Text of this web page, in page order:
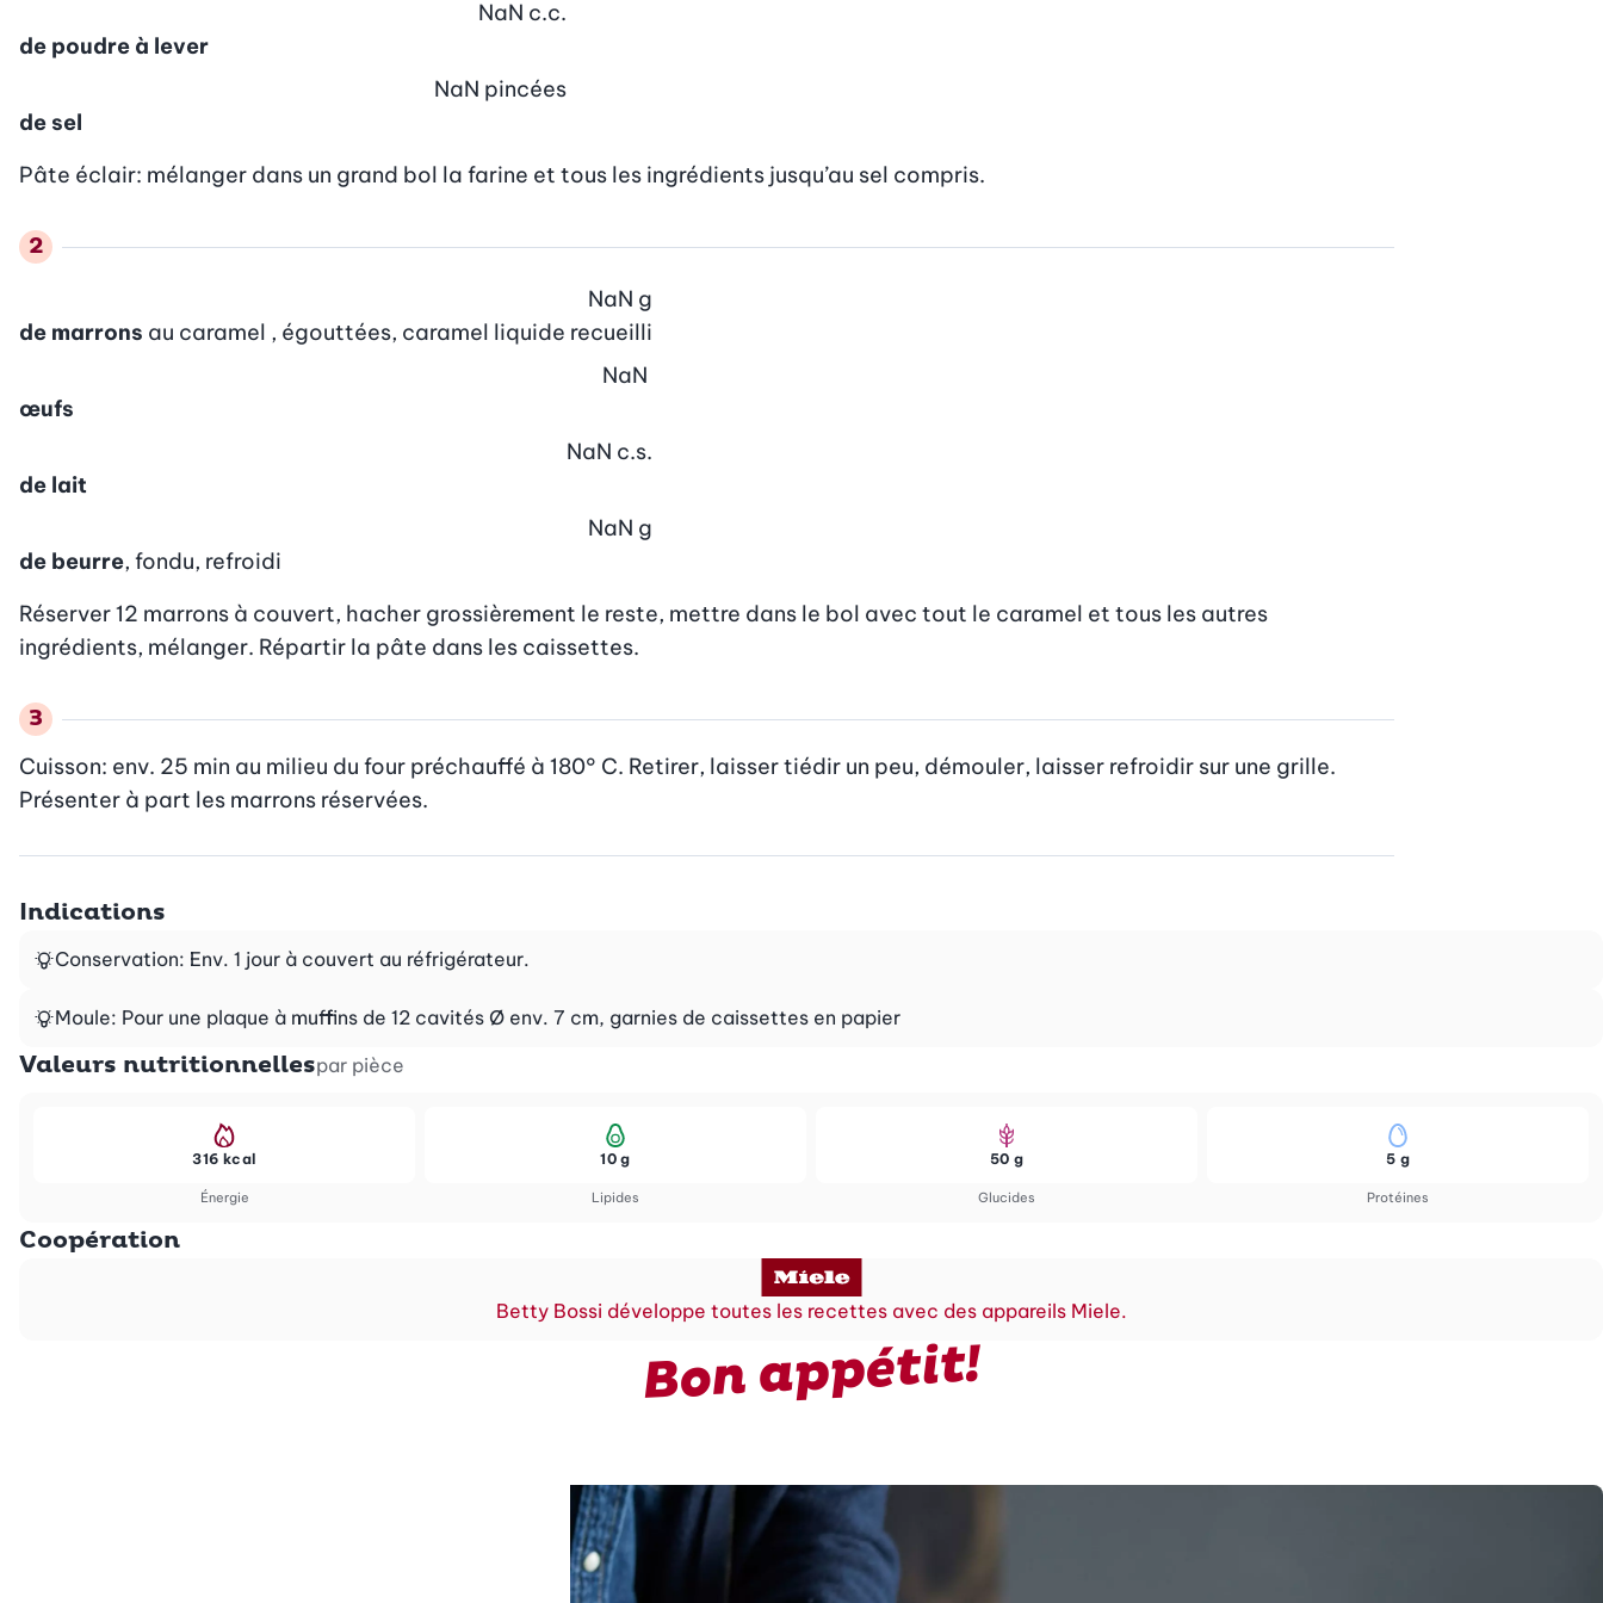
de poudre à lever
NaN c.c.
de sel
NaN pincées
Pâte éclair: mélanger dans un grand bol la farine et tous les ingrédients jusqu’au sel compris.
de marrons au caramel , égouttées, caramel liquide recueilli
NaN g
œufs
NaN
de lait
NaN c.s.
de beurre, fondu, refroidi
NaN g
Réserver 12 marrons à couvert, hacher grossièrement le reste, mettre dans le bol avec tout le caramel et tous les autres
ingrédients, mélanger. Répartir la pâte dans les caissettes.
Cuisson: env. 25 min au milieu du four préchauffé à 180° C. Retirer, laisser tiédir un peu, démouler, laisser refroidir sur une grille.
Présenter à part les marrons réservées.
Indications
Conservation: Env. 1 jour à couvert au réfrigérateur.
Moule: Pour une plaque à muffins de 12 cavités Ø env. 7 cm, garnies de caissettes en papier
Valeurs nutritionnellespar pièce
Énergie
316 kcal
Lipides
10 g
Glucides
50 g
Protéines
5 g
Coopération
Betty Bossi développe toutes les recettes avec des appareils Miele.
Bon appétit!